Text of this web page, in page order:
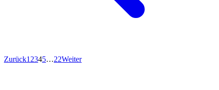
Zurück1 2345…22Weiter